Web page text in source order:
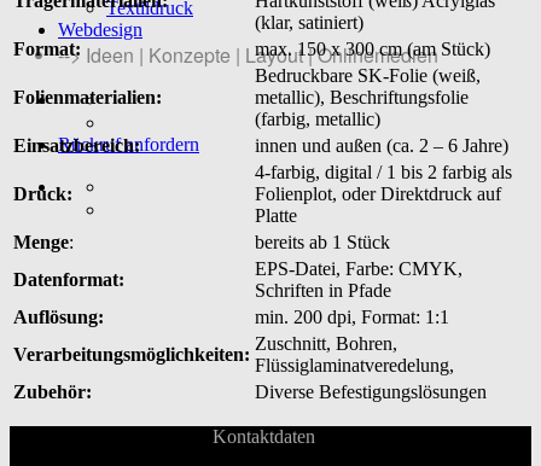
Textildruck
Webdesign
--> Ideen | Konzepte | Layout | Onlinemedien
Rückruf anfordern
(klar, satiniert)
Format:
max. 150 x 300 cm (am Stück)
Folienmaterialien:
Bedruckbare SK-Folie (weiß,
metallic), Beschriftungsfolie
(farbig, metallic)
Einsatzbereich:
innen und außen (ca. 2 – 6 Jahre)
Druck:
4-farbig, digital / 1 bis 2 farbig als
Folienplot, oder Direktdruck auf
Platte
Menge:
bereits ab 1 Stück
Datenformat:
EPS-Datei, Farbe: CMYK,
Schriften in Pfade
Auflösung:
min. 200 dpi, Format: 1:1
Verarbeitungsmöglichkeiten:
Zuschnitt, Bohren,
Flüssiglaminatveredelung,
Zubehör:
Diverse Befestigungslösungen
Kontaktdaten